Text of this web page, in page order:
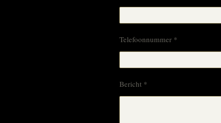
Telefoonnummer *
Bericht *